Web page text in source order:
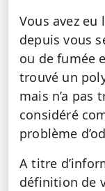
Vous avez eu
depuis vous
ou de fumée
trouvé un
mais n’a pas
considéré
problème
A titre
définition de